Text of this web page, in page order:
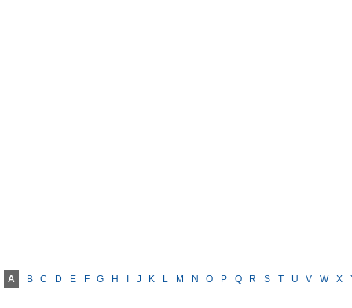
A B C D E F G H J K L M N O P Q R S T U V W X